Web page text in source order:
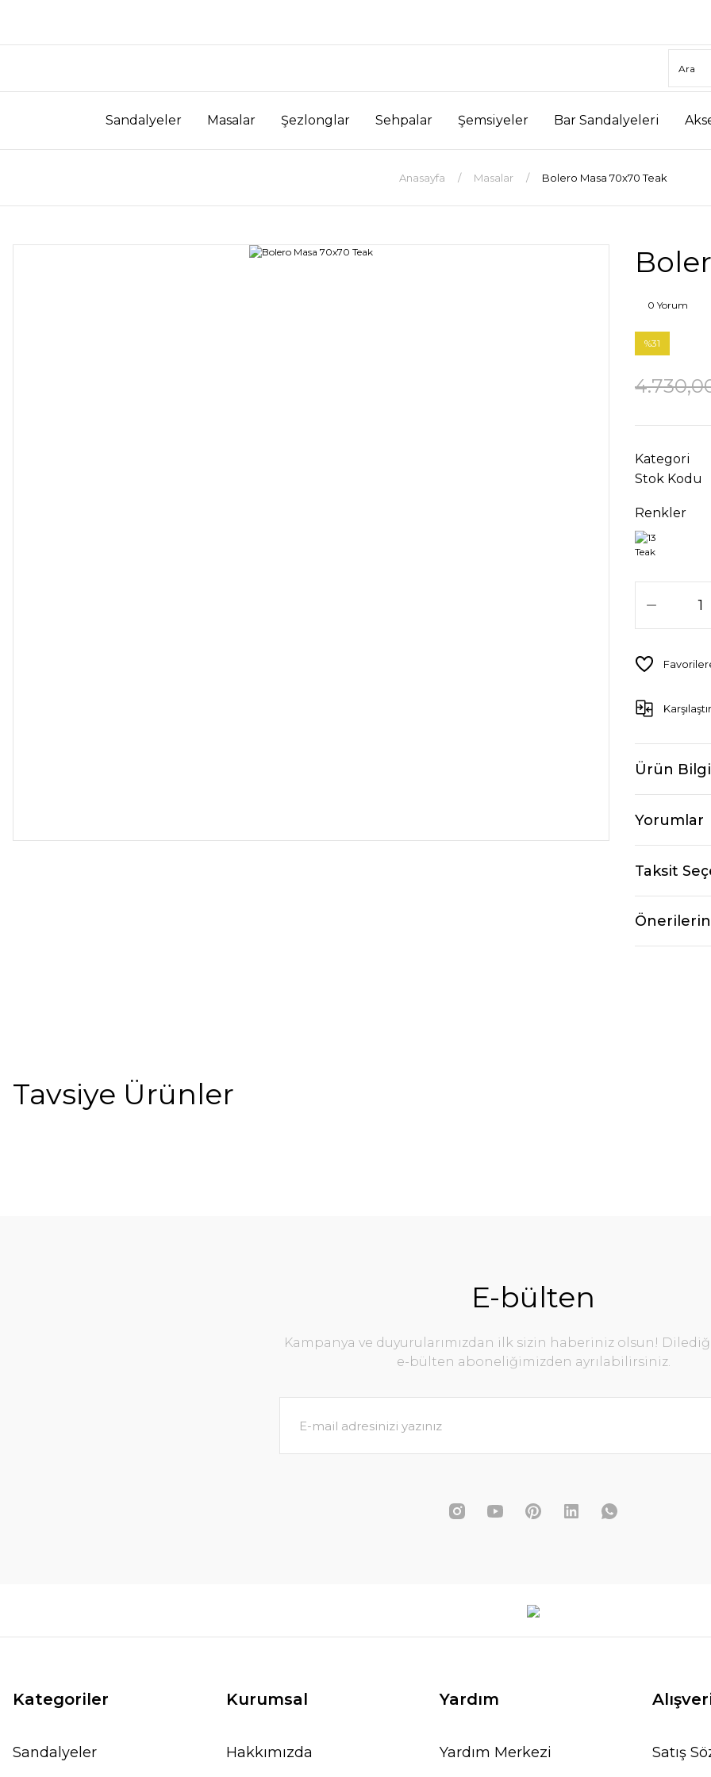
Sandalyeler Masalar Şezlonglar Sehpalar Şemsiyeler Bar Sandalyeleri
Anasayfa Masalar Bolero Masa 70x70 Teak
0 Yorum
%31
Kategori
Stok Kodu
Renkler
Karşılaştır
Ürün
Yorumlar
Taksit
Tavsiye Ürünler
E-bülten
Kampanya ve duyurularımızdan ilk sizin haberiniz olsun!
e-bülten aboneliğimizden ayrılabilirsiniz.
Kategoriler
Sandalyeler
Kurumsal
Hakkımızda
Yardım
Yardım Merkezi Satış